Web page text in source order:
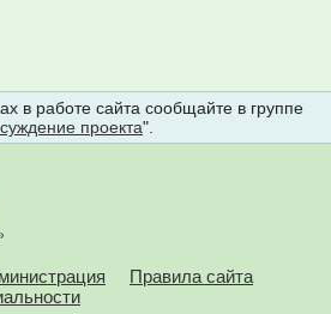
в работе сайта сообщайте в группе
проекта".
Правила сайта